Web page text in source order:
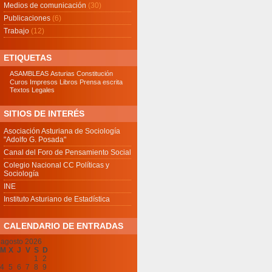
Medios de comunicación (30)
Publicaciones (6)
Trabajo (12)
ETIQUETAS
ASAMBLEAS Asturias Constitución
Curos Impresos Libros Prensa escrita
Textos Legales
SITIOS DE INTERÉS
Asociación Asturiana de Sociología
"Adolfo G. Posada"
Canal del Foro de Pensamiento Social
Colegio Nacional CC Políticas y
Sociología
INE
Instituto Asturiano de Estadística
CALENDARIO DE ENTRADAS
agosto 2026
M X J V S D
1 2
4 5 6 7 8 9